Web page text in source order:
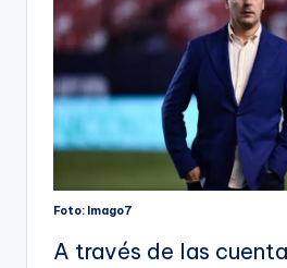
Foto: Imago7
A través de las